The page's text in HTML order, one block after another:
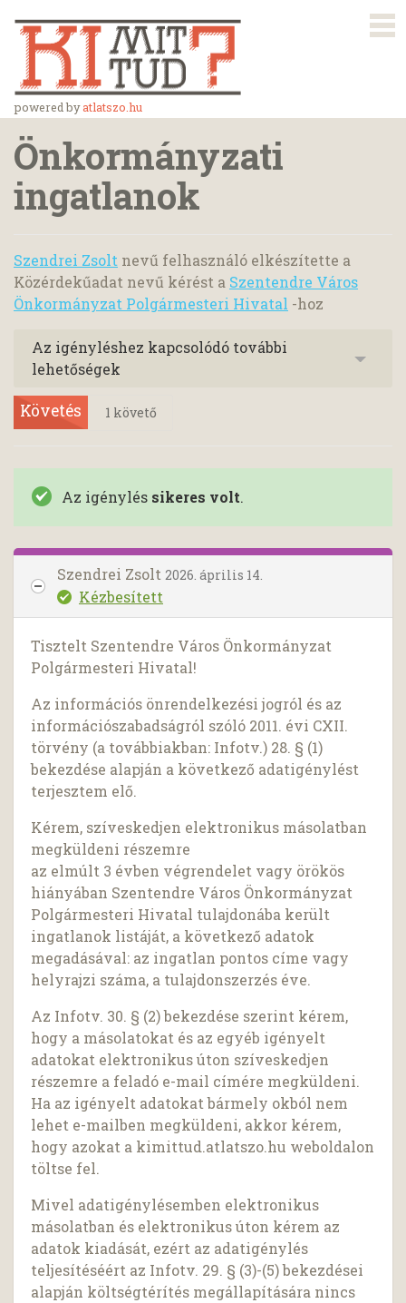
powered byatlatszo.hu
Önkormányzati
ingatlanok
Szendrei Zsolt nevű felhasználó elkészítette a
Közérdekűadat nevű kérést a Szentendre Város
Önkormányzat Polgármesteri Hivatal -hoz
Az igényléshez kapcsolódó további
lehetőségek
Követés 1 követő
Az igénylés sikeres volt.
Szendrei Zsolt 2026. április 14.
Kézbesített
Tisztelt Szentendre Város Önkormányzat
Polgármesteri Hivatal!
Az információs önrendelkezési jogról és az
információszabadságról szóló 2011. évi CXII.
törvény (a továbbiakban: Infotv.) 28. § (1)
bekezdése alapján a következő adatigénylést
terjesztem elő.
Kérem, szíveskedjen elektronikus másolatban
megküldeni részemre
az elmúlt 3 évben végrendelet vagy örökös
hiányában Szentendre Város Önkormányzat
Polgármesteri Hivatal tulajdonába került
ingatlanok listáját, a következő adatok
megadásával: az ingatlan pontos címe vagy
helyrajzi száma, a tulajdonszerzés éve.
Az Infotv. 30. § (2) bekezdése szerint kérem,
hogy a másolatokat és az egyéb igényelt
adatokat elektronikus úton szíveskedjen
részemre a feladó e-mail címére megküldeni.
Ha az igényelt adatokat bármely okból nem
lehet e-mailben megküldeni, akkor kérem,
hogy azokat a kimittud.atlatszo.hu weboldalon
töltse fel.
Mivel adatigénylésemben elektronikus
másolatban és elektronikus úton kérem az
adatok kiadását, ezért az adatigénylés
teljesítéséért az Infotv. 29. § (3)-(5) bekezdései
alapján költségtérítés megállapítására nincs